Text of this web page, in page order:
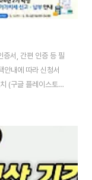
증서, 간편 인증 등 필
내에 따라 신청서
(구글 플레이스토어
청] 메뉴 선택간편하
가까운 세무서 방문
기간정기신청: 매년
부분 비..